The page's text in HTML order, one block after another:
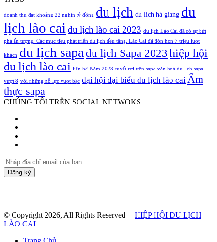
doanh thu đạt khoảng 22 nghìn tỷ đồng du lịch du lịch hà giang du
lịch lào cai du lịch lào cai 2023 du lịch Lào Cai đã có sự bứt
phá ấn tượng. Các mục tiêu phát triển du lịch đều tăng. Lào Cai đã đón hơn 7 triệu lượt
khách du lịch sapadu lịch Sapa 2023 hiệp hội
du lịch lào cai liên hệ Năm 2023 tuyết rơi trên sapa văn hoá du lịch sapa
vượt 8 với những nỗ lực vượt bậc đại hội đại biểu du lịch lào cai Ẩm
thực sapa
CHÚNG TÔI TRÊN SOCIAL NETWOKS
Nhập
địa
chỉ
© Copyright 2026, All Rights Reserved | HIỆP HỘI DU LỊCH
LÀO CAI